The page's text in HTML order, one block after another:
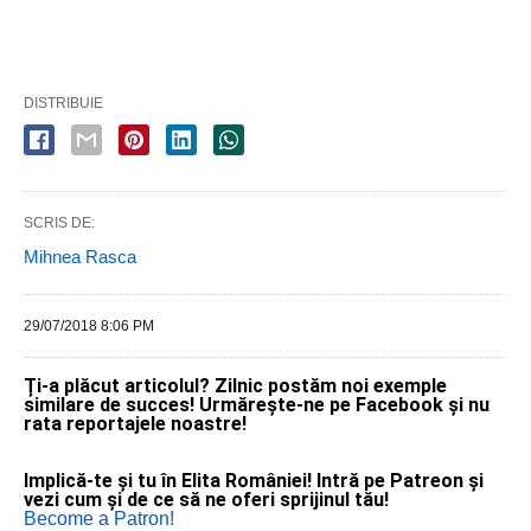
DISTRIBUIE
SCRIS DE:
Mihnea Rasca
29/07/2018 8:06 PM
Ți-a plăcut articolul? Zilnic postăm noi exemple
similare de succes! Urmărește-ne pe Facebook și nu
rata reportajele noastre!
Implică-te și tu în Elita României! Intră pe Patreon și
vezi cum și de ce să ne oferi sprijinul tău!
Become a Patron!